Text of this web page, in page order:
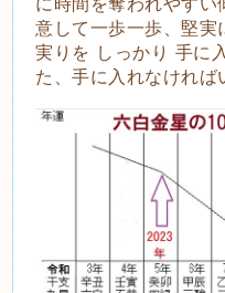
意して一歩一歩、堅実
実りを しっかり 手に
た、手に入れなければ